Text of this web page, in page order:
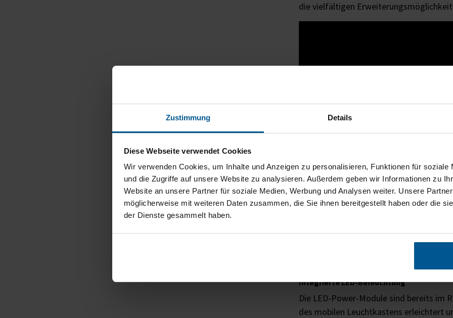
Zustimmung Details
Diese Webseite verwendet Cookies
Wir verwenden Cookies, um Inhalte und Anzeigen zu personalisieren, Funktionen für soziale
und die Zugriffe auf unsere Website zu analysieren. Außerdem geben wir Informationen zu
Website an unsere Partner für soziale Medien, Werbung und Analysen weiter. Unsere
möglicherweise mit weiteren Daten zusammen, die Sie ihnen bereitgestellt haben oder die
der Dienste gesammelt haben.
die vielfältigen
Mobile Light Box
Integrierte LED-Beleuchtung
Die LED-Power-Module sind bereits im
des mobilen Leuchtkastens erleichtert